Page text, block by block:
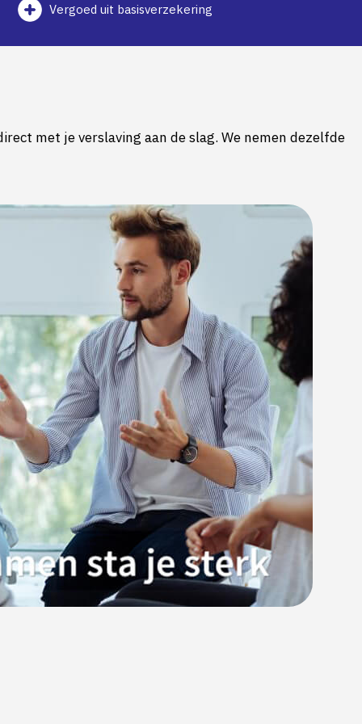
Vergoed uit basisverzekering
met je verslaving aan de slag. We nemen dezelfde